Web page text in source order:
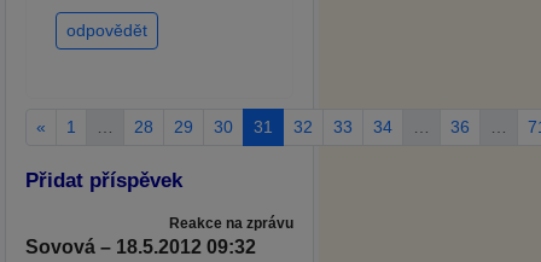
odpovědět
« 1 28 29 30 31 32 33 34 36
Přidat příspěvek
Reakce na zprávu
Sovová – 18.5.2012 09:32